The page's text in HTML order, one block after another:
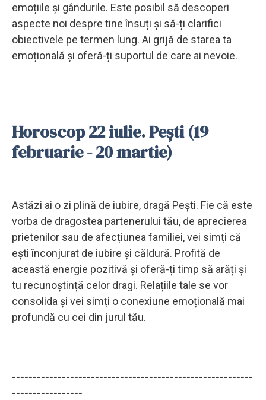
emoțiile și gândurile. Este posibil să descoperi
aspecte noi despre tine însuți și să-ți clarifici
obiectivele pe termen lung. Ai grijă de starea ta
emoțională și oferă-ți suportul de care ai nevoie.
Horoscop 22 iulie. Pești (19
februarie - 20 martie)
Astăzi ai o zi plină de iubire, dragă Pești. Fie că este
vorba de dragostea partenerului tău, de aprecierea
prietenilor sau de afecțiunea familiei, vei simți că
ești înconjurat de iubire și căldură. Profită de
această energie pozitivă și oferă-ți timp să arăți și
tu recunoștință celor dragi. Relațiile tale se vor
consolida și vei simți o conexiune emoțională mai
profundă cu cei din jurul tău.
----------------------------------------------------------
-----------------